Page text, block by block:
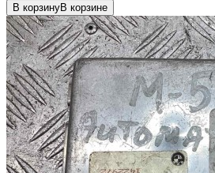
В корзинуВ корзине